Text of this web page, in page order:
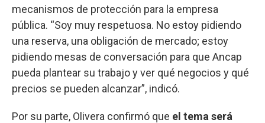
mecanismos de protección para la empresa
pública. “Soy muy respetuosa. No estoy pidiendo
una reserva, una obligación de mercado; estoy
pidiendo mesas de conversación para que Ancap
pueda plantear su trabajo y ver qué negocios y qué
precios se pueden alcanzar”, indicó.
Por su parte, Olivera confirmó que el tema será